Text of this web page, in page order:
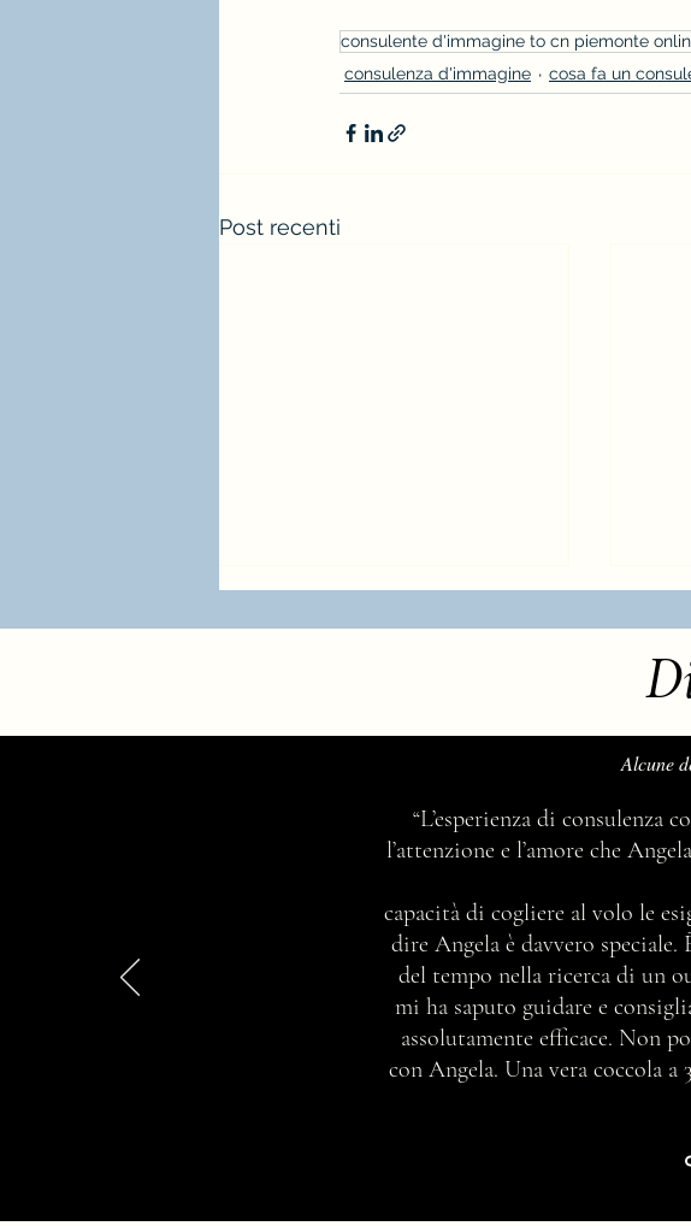
consulente d'immagine to cn piemonte
consulenza d'immagine
cosa fa un
Post recenti
di immagine professionista?
Alcune
“L’esperienza di consulenza
l’attenzione e l’amore che
capacità di cogliere al volo le
dire Angela è davvero
del tempo nella ricerca di un
mi ha saputo guidare e
assolutamente efficace. Non
con Angela. Una vera coccola